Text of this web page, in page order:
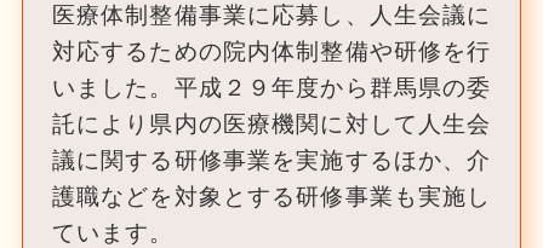
医療体制整備事業に応募し、人生会議に
対応するための院内体制整備や研修を行
いました。平成２９年度から群馬県の委
託により県内の医療機関に対して人生会
議に関する研修事業を実施するほか、介
護職などを対象とする研修事業も実施し
ています。